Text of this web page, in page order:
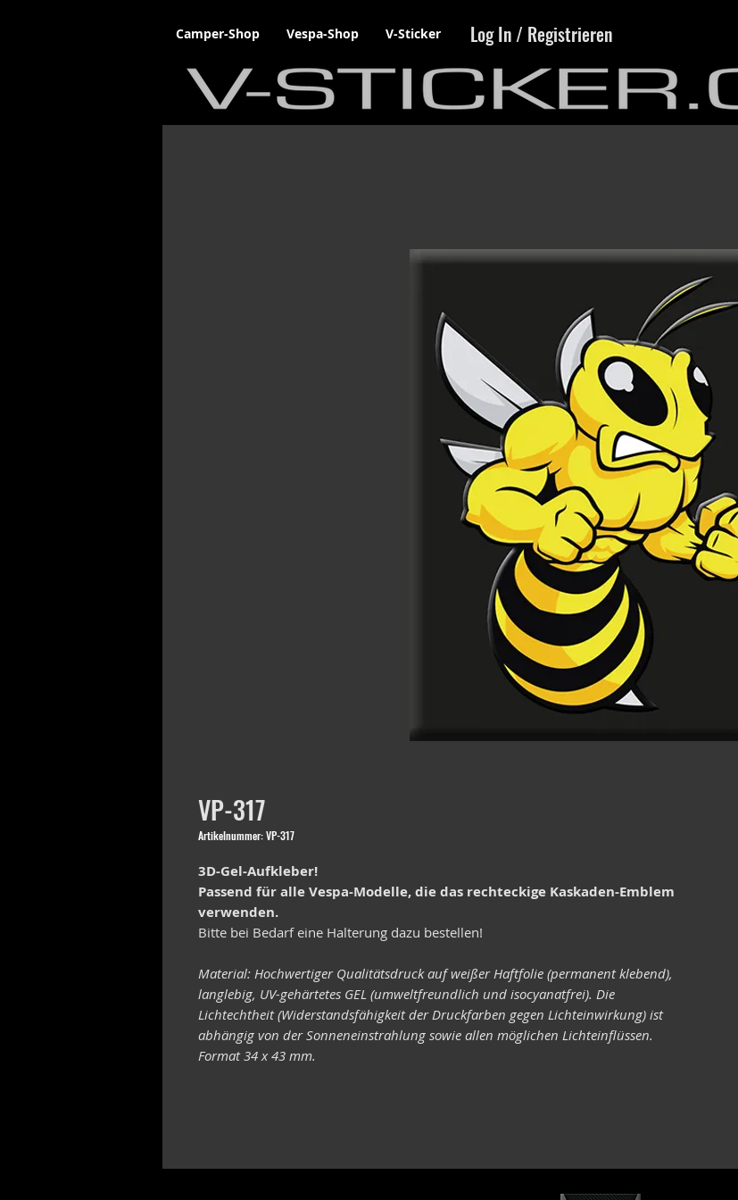
Camper-Shop Vespa-Shop V-Sticker Log In / Registrieren
VP-317
Artikelnummer: VP-317
3D-Gel-Aufkleber!
Passend für alle Vespa-Modelle, die das rechteckige Kaskaden-Emblem
verwenden.
Bitte bei Bedarf eine Halterung dazu bestellen!
Material: Hochwertiger Qualitätsdruck auf weißer Haftfolie (permanent klebend),
langlebig, UV-gehärtetes GEL (umweltfreundlich und isocyanatfrei). Die
Lichtechtheit (Widerstandsfähigkeit der Druckfarben gegen Lichteinwirkung) ist
abhängig von der Sonneneinstrahlung sowie allen möglichen Lichteinflüssen.
Format 34 x 43 mm.